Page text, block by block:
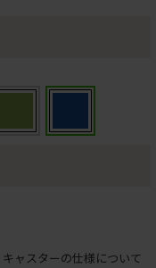
キャスターの仕様について